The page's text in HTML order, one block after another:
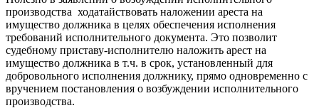
производства ходатайствовать наложении ареста на
имущество должника в целях обеспечения исполнения
требований исполнительного документа. Это позволит
судебному приставу-исполнителю наложить арест на
имущество должника в т.ч. в срок, установленный для
добровольного исполнения должнику, прямо одновременно с
вручением постановления о возбуждении исполнительного
производства.